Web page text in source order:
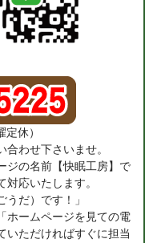
休）
わせ下さいませ。
ジの名前【快眠工房】で
応いたします。
うだ）です！」
ホームページを見ての電
いただければすぐに担当